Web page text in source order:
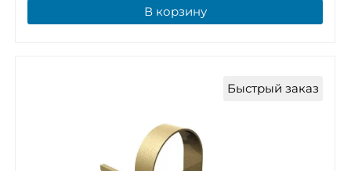
В корзину
Быстрый заказ